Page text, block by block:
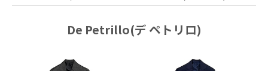
De Petrillo(デ ペトリロ)